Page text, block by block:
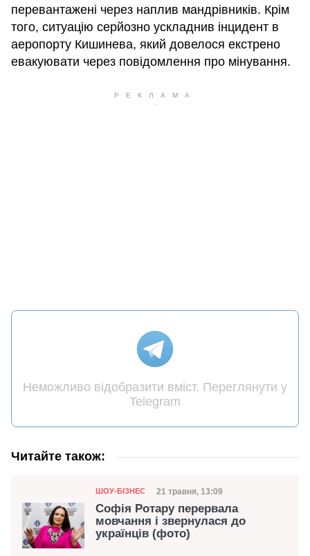
перевантажені через наплив мандрівників. Крім
того, ситуацію серйозно ускладнив інцидент в
аеропорту Кишинева, який довелося екстрено
евакуювати через повідомлення про мінування.
Неможливо відобразити вміст. Переглянути у
Telegram
Читайте також:
Категорія
ШОУ-БІЗНЕС Дата публікації
21 травня, 13:09
Софія Ротару перервала
мовчання і звернулася до
українців (фото)